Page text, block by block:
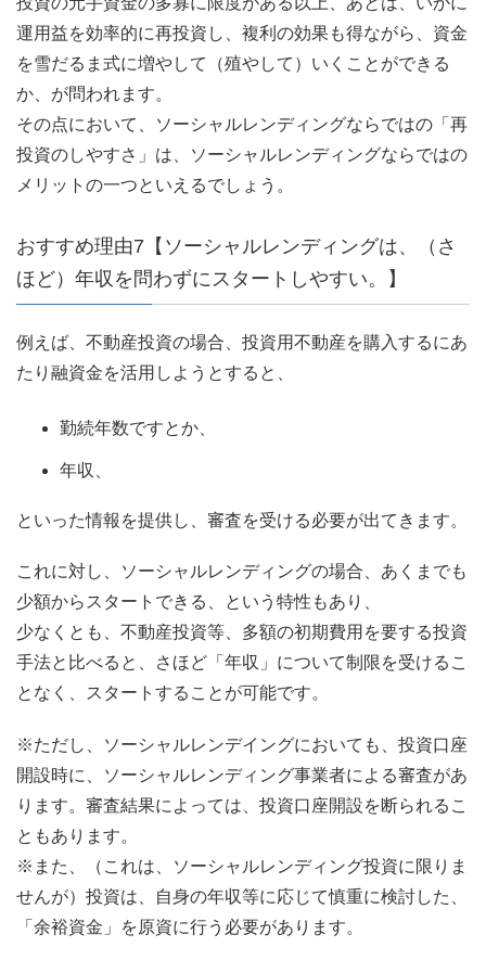
運用益を効率的に再投資し、複利の効果も得ながら、資金
を雪だるま式に増やして（殖やして）いくことができる
か、が問われます。
その点において、ソーシャルレンディングならではの「再
投資のしやすさ」は、ソーシャルレンディングならではの
メリットの一つといえるでしょう。
おすすめ理由7【ソーシャルレンディングは、（さ
ほど）年収を問わずにスタートしやすい。】
例えば、不動産投資の場合、投資用不動産を購入するにあ
たり融資金を活用しようとすると、
勤続年数ですとか、
年収、
といった情報を提供し、審査を受ける必要が出てきます。
これに対し、ソーシャルレンディングの場合、あくまでも
少額からスタートできる、という特性もあり、
少なくとも、不動産投資等、多額の初期費用を要する投資
手法と比べると、さほど「年収」について制限を受けるこ
となく、スタートすることが可能です。
※ただし、ソーシャルレンデイングにおいても、投資口座
開設時に、ソーシャルレンディング事業者による審査があ
ります。審査結果によっては、投資口座開設を断られるこ
ともあります。
※また、（これは、ソーシャルレンディング投資に限りま
せんが）投資は、自身の年収等に応じて慎重に検討した、
「余裕資金」を原資に行う必要があります。